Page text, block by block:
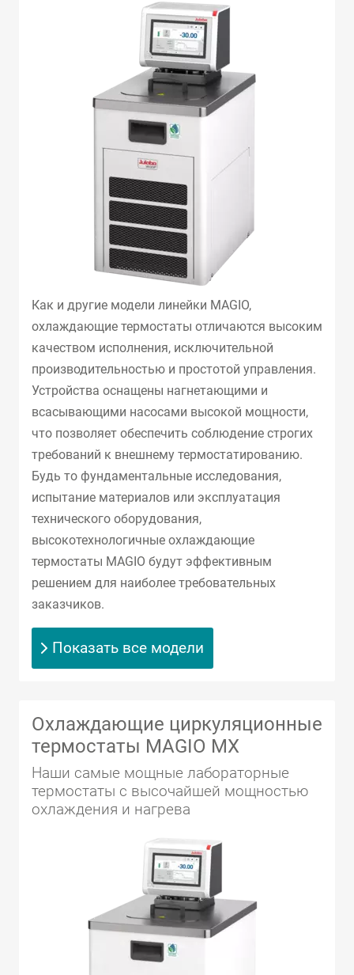
Как и другие модели линейки MAGIO,
охлаждающие термостаты отличаются высоким
качеством исполнения, исключительной
производительностью и простотой управления.
Устройства оснащены нагнетающими и
всасывающими насосами высокой мощности,
что позволяет обеспечить соблюдение строгих
требований к внешнему термостатированию.
Будь то фундаментальные исследования,
испытание материалов или эксплуатация
технического оборудования,
высокотехнологичные охлаждающие
термостаты MAGIO будут эффективным
решением для наиболее требовательных
заказчиков.
Показать все модели
Охлаждающие циркуляционные
термостаты MAGIO MX
Наши самые мощные лабораторные
термостаты с высочайшей мощностью
охлаждения и нагрева